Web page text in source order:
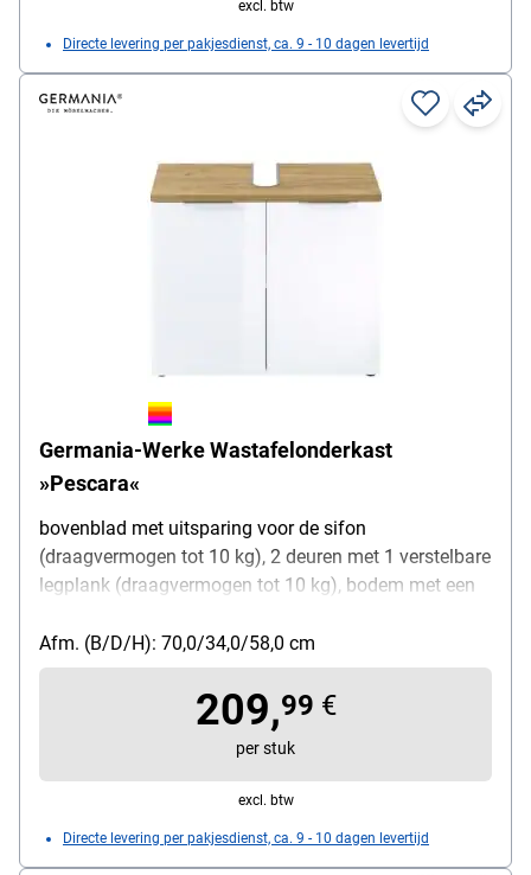
excl. btw
Directe levering per pakjesdienst, ca. 9 - 10 dagen levertijd
Germania-Werke Wastafelonderkast
»Pescara«
bovenblad met uitsparing voor de sifon
(draagvermogen tot 10 kg), 2 deuren met 1 verstelbare
legplank (draagvermogen tot 10 kg), bodem met een
metalen handgrepen, oppervlak met
melamineharscoating, met ABS-randen, met
deurdemping, gewicht: 19,73 kg
Afm. (B/D/H): 70,0/34,0/58,0 cm
209,99 €
per stuk
excl. btw
Directe levering per pakjesdienst, ca. 9 - 10 dagen levertijd